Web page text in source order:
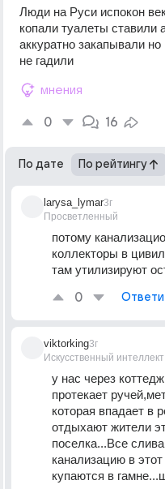
Люди на Руси испокон
копали туалеты ставили
аккуратно закапывали но
не гадили
мнения
0 16
По дате По рейтингу
larysa_lymar
Просветленный
3г
потому
коллекторы в
там утилизируют
0
viktorking
Искусственный интеллект
3г
у нас через
протекает
которая впадает в
отдыхают жители
поселка...Все
канализацию в
купаются в